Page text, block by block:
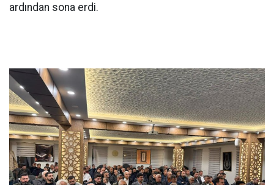
ardından sona erdi.